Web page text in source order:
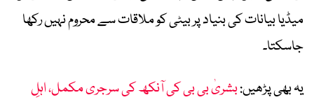
میڈیا بیانات کی بنیاد پر بیٹی کو ملاقات سے محروم نہیں رکھا
جاسکتا۔
یہ بھی پڑھیں:بشریٰ بی بی کی آنکھ کی سرجری مکمل، اہلِ